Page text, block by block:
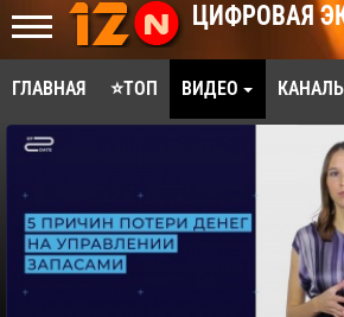
ЦИФРОВАЯ
ГЛАВНАЯ ⭐ТОП ВИДЕО